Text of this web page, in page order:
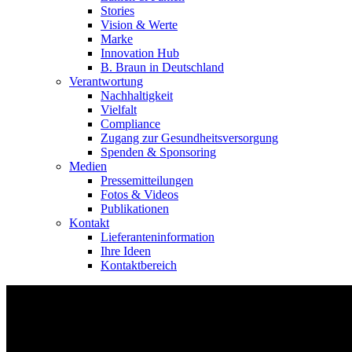
Stories
Vision & Werte
Marke
Innovation Hub
B. Braun in Deutschland
Verantwortung
Nachhaltigkeit
Vielfalt
Compliance
Zugang zur Gesundheitsversorgung
Spenden & Sponsoring
Medien
Pressemitteilungen
Fotos & Videos
Publikationen
Kontakt
Lieferanteninformation
Ihre Ideen
Kontaktbereich